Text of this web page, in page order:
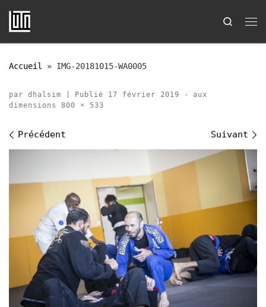
Passer au contenu
Search
Accueil » IMG-20181015-WA0005
par dhalsim Publié 17 février 2019 -
aux
dimensions
800 × 533
Navigation des images
Précédent Suivant